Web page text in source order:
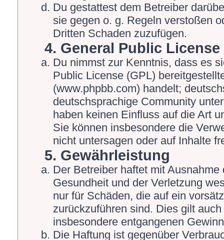
Du gestattest dem Betreiber
sie gegen o. g. Regeln verstoßen
Dritten Schaden zuzufügen.
4. General Public License
Du nimmst zur Kenntnis, dass es
Public License (GPL)
(www.phpbb.com) handelt;
deutschsprachige Community
haben keinen Einfluss auf die Art
Sie können insbesondere die
nicht untersagen oder auf Inhalte
5. Gewährleistung
Der Betreiber haftet mit
Gesundheit und der Verletzung
nur für Schäden, die auf ein
zurückzuführen sind. Dies gilt
insbesondere entgangenen
Die Haftung ist gegenüber